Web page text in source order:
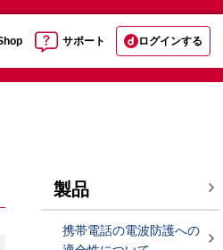
サポート ログインする
製品
携帯電話の電波防護への